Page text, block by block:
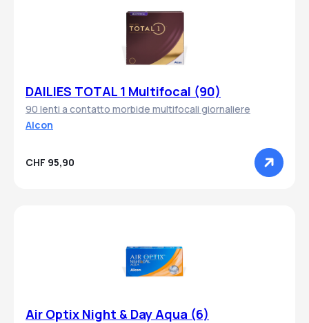
DAILIES TOTAL 1 Multifocal (90)
90 lenti a contatto morbide multifocali giornaliere
Alcon
CHF 95,90
Air Optix Night & Day Aqua (6)